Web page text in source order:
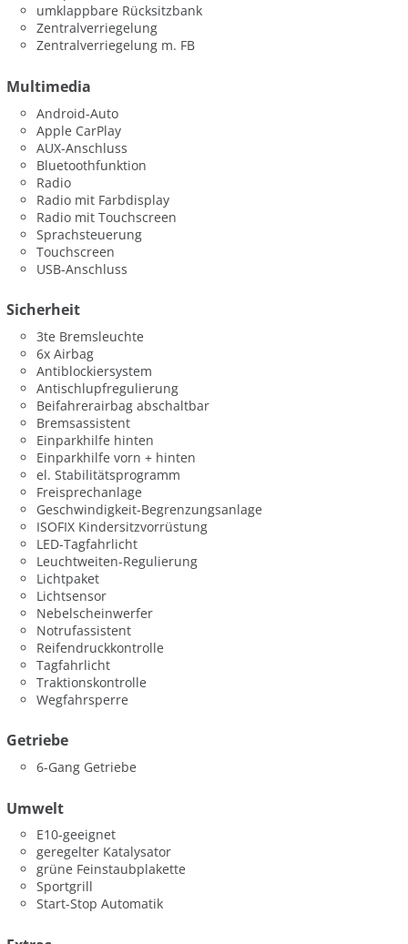
umklappbare Rücksitzbank
Zentralverriegelung
Zentralverriegelung m. FB
Multimedia
Android-Auto
Apple CarPlay
AUX-Anschluss
Bluetoothfunktion
Radio
Radio mit Farbdisplay
Radio mit Touchscreen
Sprachsteuerung
Touchscreen
USB-Anschluss
Sicherheit
3te Bremsleuchte
6x Airbag
Antiblockiersystem
Antischlupfregulierung
Beifahrerairbag abschaltbar
Bremsassistent
Einparkhilfe hinten
Einparkhilfe vorn + hinten
el. Stabilitätsprogramm
Freisprechanlage
Geschwindigkeit-Begrenzungsanlage
ISOFIX Kindersitzvorrüstung
LED-Tagfahrlicht
Leuchtweiten-Regulierung
Lichtpaket
Lichtsensor
Nebelscheinwerfer
Notrufassistent
Reifendruckkontrolle
Tagfahrlicht
Traktionskontrolle
Wegfahrsperre
Getriebe
6-Gang Getriebe
Umwelt
E10-geeignet
geregelter Katalysator
grüne Feinstaubplakette
Sportgrill
Start-Stop Automatik